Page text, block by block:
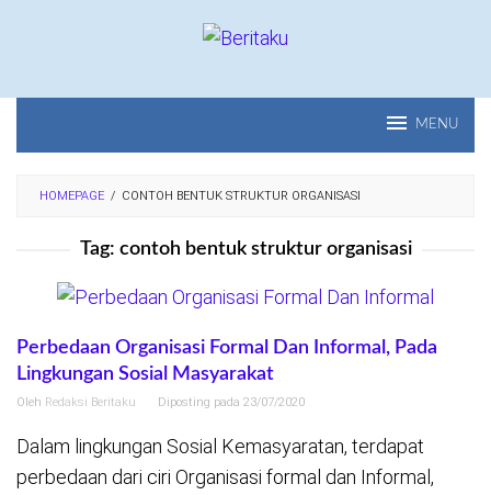
MENU
HOMEPAGE / CONTOH BENTUK STRUKTUR ORGANISASI
Tag: contoh bentuk struktur organisasi
Perbedaan Organisasi Formal Dan Informal, Pada
Lingkungan Sosial Masyarakat
Oleh Redaksi Beritaku Diposting pada 23/07/2020
Dalam lingkungan Sosial Kemasyaratan, terdapat
perbedaan dari ciri Organisasi formal dan Informal,